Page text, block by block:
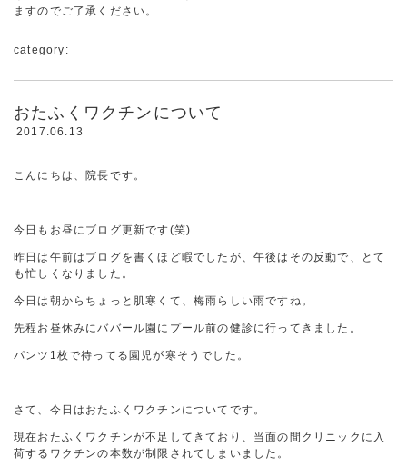
ますのでご了承ください。
category:
おたふくワクチンについて
2017.06.13
こんにちは、院長です。
今日もお昼にブログ更新です(笑)
昨日は午前はブログを書くほど暇でしたが、午後はその反動で、とて
も忙しくなりました。
今日は朝からちょっと肌寒くて、梅雨らしい雨ですね。
先程お昼休みにババール園にプール前の健診に行ってきました。
パンツ1枚で待ってる園児が寒そうでした。
さて、今日はおたふくワクチンについてです。
現在おたふくワクチンが不足してきており、当面の間クリニックに入
荷するワクチンの本数が制限されてしまいました。